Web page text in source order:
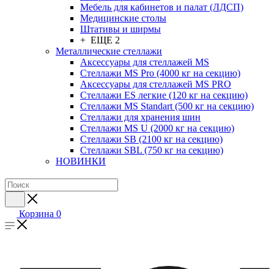
Мебель для кабинетов и палат (ЛДСП)
Медицинские столы
Штативы и ширмы
+ ЕЩЕ 2
Металлические стеллажи
Аксессуары для стеллажей MS
Стеллажи MS Pro (4000 кг на секцию)
Аксессуары для стеллажей MS PRO
Стеллажи ES легкие (120 кг на секцию)
Стеллажи MS Standart (500 кг на секцию)
Стеллажи для хранения шин
Стеллажи MS U (2000 кг на секцию)
Стеллажи SB (2100 кг на секцию)
Стеллажи SBL (750 кг на секцию)
НОВИНКИ
Корзина 0